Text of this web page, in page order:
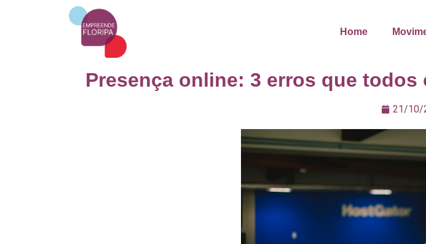
Home
Presença online: 3 erros que
21/10/